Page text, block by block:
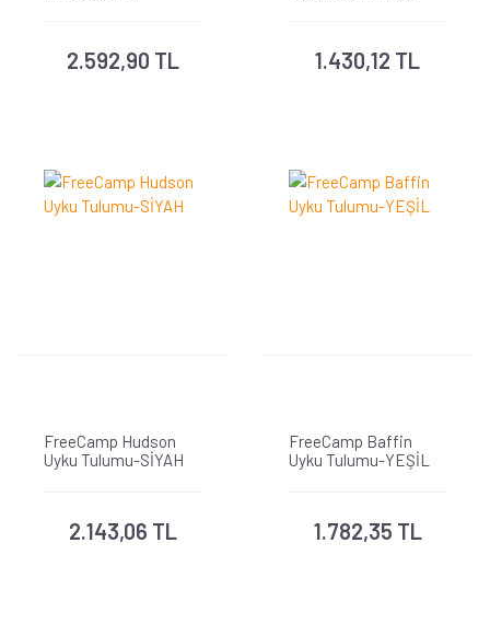
2.592,90 TL 1.430,12 TL
FreeCamp Hudson
Uyku Tulumu-SİYAH
2.143,06 TL
FreeCamp Baffin
Uyku Tulumu-YEŞİL
1.782,35 TL